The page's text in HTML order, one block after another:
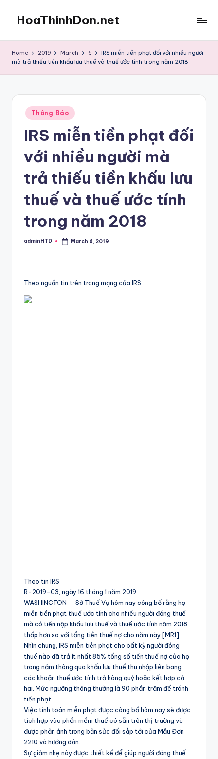
content
HoaThinhDon.net
in
Home 2019 March 6
IRS miễn tiền phạt đối với nhiều người
mà trả thiếu tiền khấu lưu thuế và thuế ước tính trong năm 2018
Posted
in
Thông Báo
IRS miễn tiền phạt đối
với nhiều người mà
trả thiếu tiền khấu lưu
thuế và thuế ước tính
trong năm 2018
Posted
adminHTD March 6, 2019
Theo nguồn tin trên trang mạng của IRS
Theo tin IRS
R-2019-03, ngày 16 tháng 1 năm 2019
WASHINGTON — Sở Thuế Vụ hôm nay công bố rằng họ
miễn tiền phạt thuế ước tính cho nhiều người đóng thuế
mà có tiền nộp khấu lưu thuế và thuế ước tính năm 2018
thấp hơn so với tổng tiền thuế nợ cho năm này.[MR1]
Nhìn chung, IRS miễn tiễn phạt cho bất kỳ người đóng
thuế nào đã trả ít nhất 85% tổng số tiền thuế nợ của họ
trong năm thông qua khấu lưu thuế thu nhập liên bang,
các khoản thuế ước tính trả hàng quý hoặc kết hợp cả
hai. Mức ngưỡng thông thường là 90 phần trăm để tránh
tiền phạt.
Việc tính toán miễn phạt được công bố hôm nay sẽ được
tích hợp vào phần mềm thuế có sẵn trên thị trường và
được phản ánh trong bản sửa đổi sắp tới của Mẫu Đơn
2210 và hướng dẫn.
Sự giảm nhẹ này được thiết kế để giúp người đóng thuế